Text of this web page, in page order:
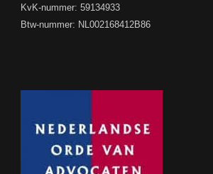
KvK-nummer: 59134933
Btw-nummer: NL002168412B86